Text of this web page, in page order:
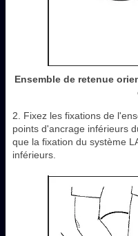
Ensemble de retenue
2. Fixez les fixations de
points d'ancrage inférieurs
que la fixation du système
inférieurs.